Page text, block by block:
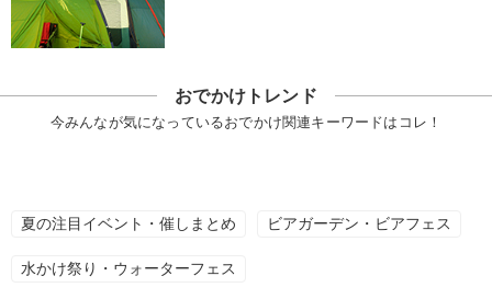
おでかけトレンド
今みんなが気になっているおでかけ関連キーワードはコレ！
夏の注目イベント・催しまとめ ビアガーデン・ビアフェス
水かけ祭り・ウォーターフェス